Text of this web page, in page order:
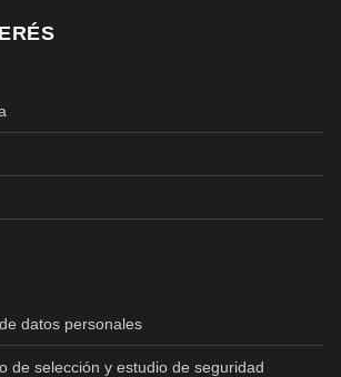
datos personales
de selección y estudio de seguridad